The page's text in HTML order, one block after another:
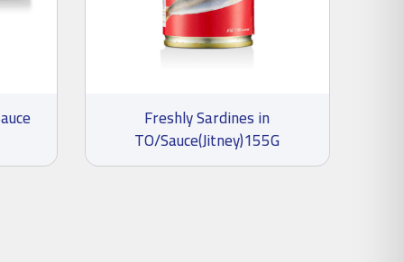
Freshly Sardines in
TO/Sauce(Jitney)155G